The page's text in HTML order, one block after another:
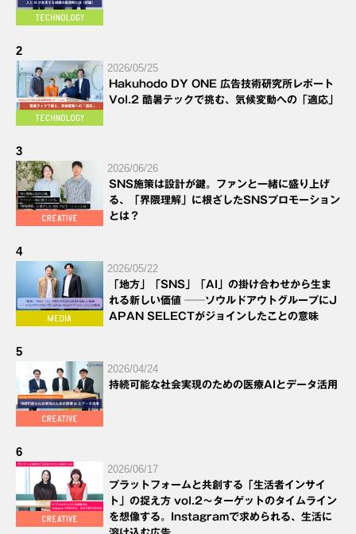
2
2026/05/25
Hakuhodo DY ONE 広告技術研究所レポート
Vol.2 酷暑テックで挑む、気候変動への「適応」
3
2026/06/26
SNS施策は設計が鍵。ファンと一緒に盛り上げ
る、「界隈理解」に根ざしたSNSプロモーション
とは？
4
2026/05/22
「地方」「SNS」「AI」の掛け合わせから生ま
れる新しい価値 ──ソウルドアウトグループにJ
APAN SELECTがジョインしたことの意味
5
2026/04/24
持続可能な社会実現のための医療AIとデータ活用
6
2026/06/17
プラットフォームと共創する「生活者インサイ
ト」の捉え方 vol.2～ターゲットのタイムライン
を想像する。Instagramで求められる、生活に